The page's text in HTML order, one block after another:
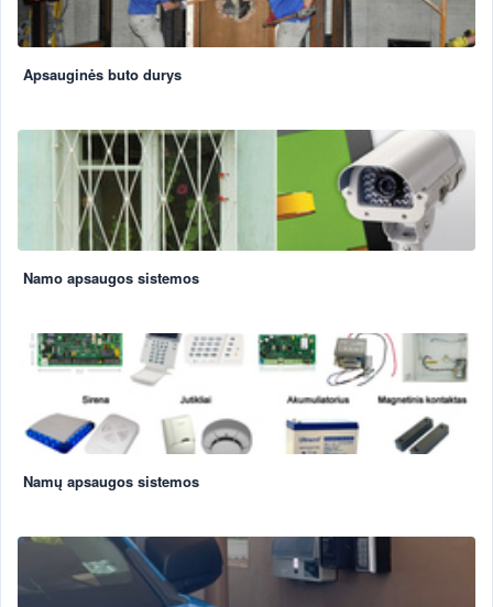
Apsauginės buto durys
Namo apsaugos sistemos
Namų apsaugos sistemos